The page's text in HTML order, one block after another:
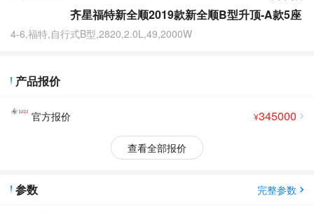
齐星福特新全顺2019款新全顺B型升顶-A款5座
4-6,福特,自行式B型,2820,2.0L,49,2000W
产品报价
¥345000
官方报价
查看全部报价
完整参数
参数